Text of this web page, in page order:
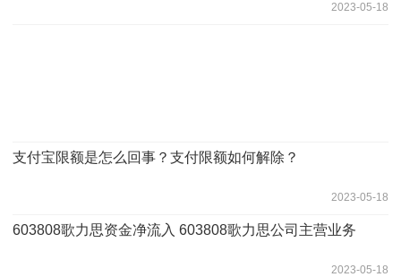
2023-05-18
支付宝限额是怎么回事？支付限额如何解除？
2023-05-18
603808歌力思资金净流入 ​603808歌力思公司主营业务
2023-05-18